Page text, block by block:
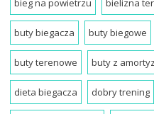
bieg na powietrzu bielizna
buty biegacza buty biegowe
buty terenowe buty z
dieta biegacza dobry trening